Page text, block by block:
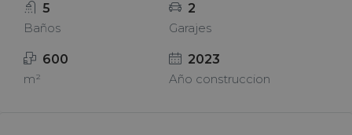
5
Baños
2
Garajes
600
m²
2023
Año construccion